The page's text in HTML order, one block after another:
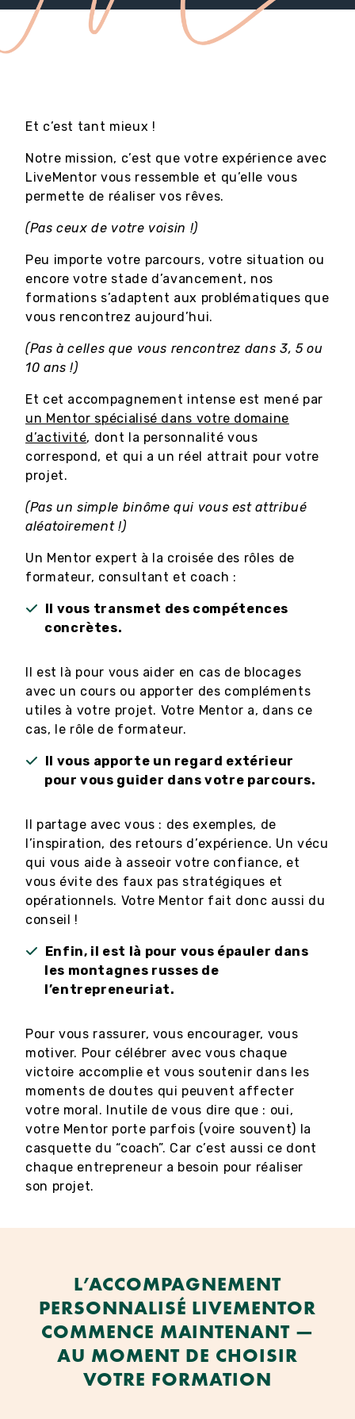
Et c’est tant mieux !
Notre mission, c’est que votre expérience avec
LiveMentor vous ressemble et qu’elle vous
permette de réaliser vos rêves.
(Pas ceux de votre voisin !)
Peu importe votre parcours, votre situation ou
encore votre stade d’avancement, nos
formations s’adaptent aux problématiques que
vous rencontrez aujourd’hui.
(Pas à celles que vous rencontrez dans 3, 5 ou
10 ans !)
Et cet accompagnement intense est mené par
un Mentor spécialisé dans votre domaine
d’activité, dont la personnalité vous
correspond, et qui a un réel attrait pour votre
projet.
(Pas un simple binôme qui vous est attribué
aléatoirement !)
Un Mentor expert à la croisée des rôles de
formateur, consultant et coach :
Il vous transmet des compétences
concrètes.
Il est là pour vous aider en cas de blocages
avec un cours ou apporter des compléments
utiles à votre projet. Votre Mentor a, dans ce
cas, le rôle de formateur.
Il vous apporte un regard extérieur
pour vous guider dans votre parcours.
Il partage avec vous : des exemples, de
l’inspiration, des retours d’expérience. Un vécu
qui vous aide à asseoir votre confiance, et
vous évite des faux pas stratégiques et
opérationnels. Votre Mentor fait donc aussi du
conseil !
Enfin, il est là pour vous épauler dans
les montagnes russes de
l’entrepreneuriat.
Pour vous rassurer, vous encourager, vous
motiver. Pour célébrer avec vous chaque
victoire accomplie et vous soutenir dans les
moments de doutes qui peuvent affecter
votre moral. Inutile de vous dire que : oui,
votre Mentor porte parfois (voire souvent) la
casquette du “coach”. Car c’est aussi ce dont
chaque entrepreneur a besoin pour réaliser
son projet.
L’ACCOMPAGNEMENT
PERSONNALISÉ LIVEMENTOR
COMMENCE MAINTENANT —
AU MOMENT DE CHOISIR
VOTRE FORMATION